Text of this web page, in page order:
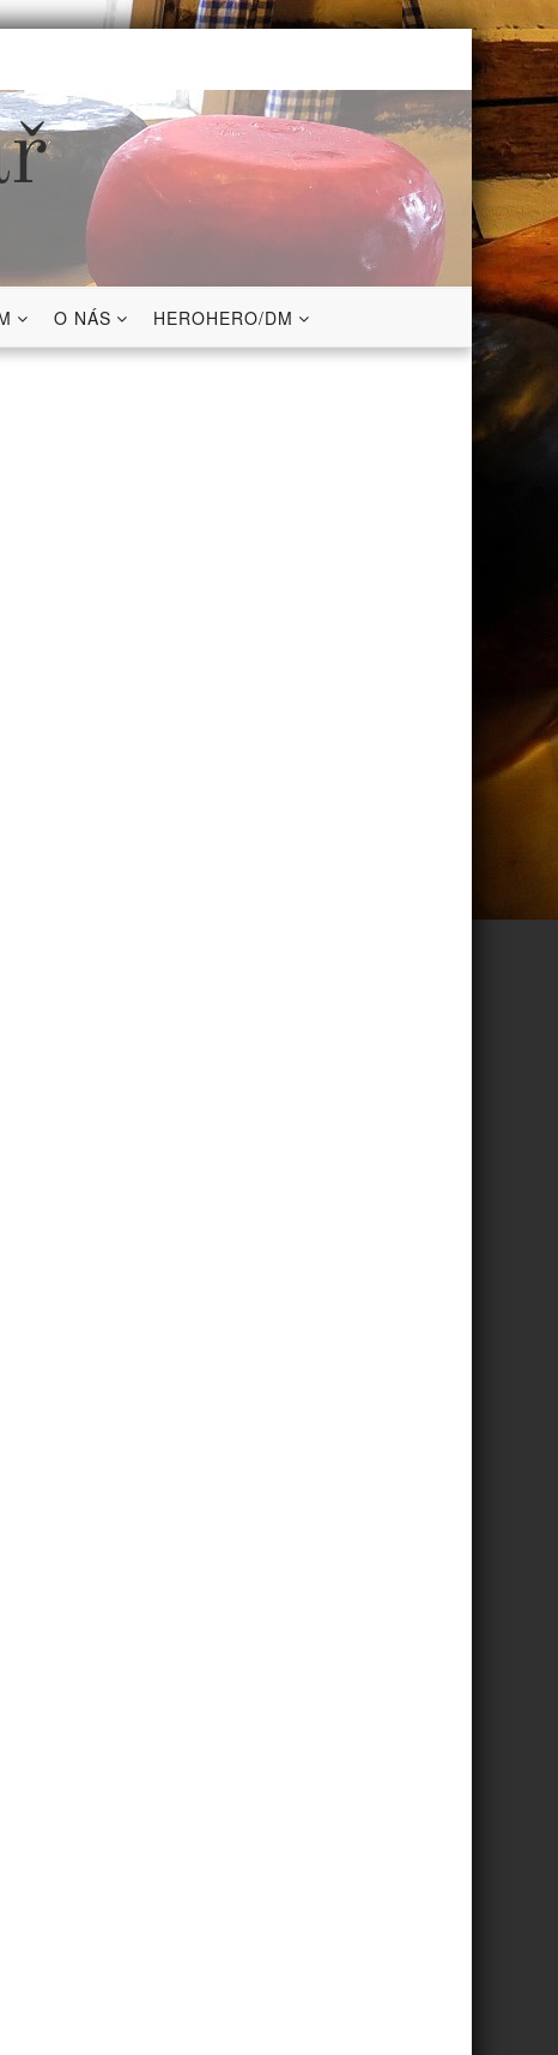
O NÁS HEROHERO/DM